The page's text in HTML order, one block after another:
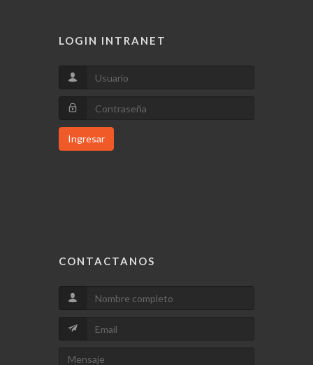
LOGIN INTRANET
Ingresar
CONTACTANOS